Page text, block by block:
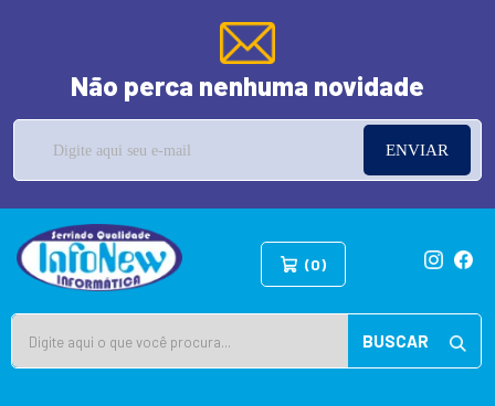
Não perca nenhuma novidade
ENVIAR
(0)
BUSCAR